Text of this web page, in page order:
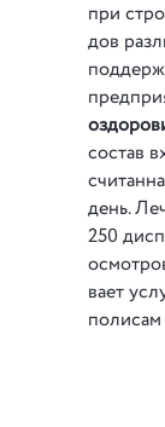
при
дов
сос­тав
день.
250
ва­ет